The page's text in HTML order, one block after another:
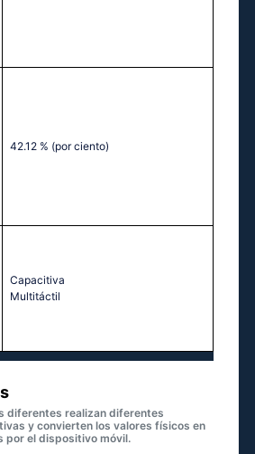
42.12 % (por ciento)
Capacitiva
Multitáctil‎
diferentes realizan diferentes
y convierten los valores físicos en
por el dispositivo móvil.